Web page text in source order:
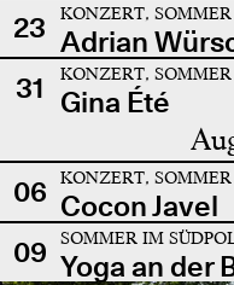
23
KONZERT,
Adrian
31
KONZERT,
Gina Été
06 KONZERT,
Cocon Javel
09
SOMMER IM
Yoga an der